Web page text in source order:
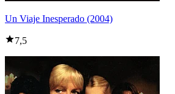
Un Viaje Inesperado (2004)
7,5